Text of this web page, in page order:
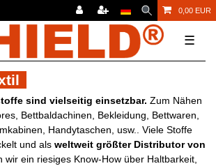
0,00 EUR
☰
sind vielseitig einsetzbar. Zum Nähen
Bettbaldachinen, Bekleidung, Bettwaren,
Handytaschen, usw.. Viele Stoffe
und als weltweit größter Distributor von
wir ein riesiges Know-How über Haltbarkeit,